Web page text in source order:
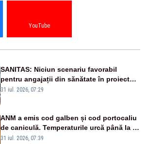
YouTube
SANITAS: Niciun scenariu favorabil
pentru angajații din sănătate în proiectul
Legii salarizării
31 iul. 2026, 07:29
ANM a emis cod galben și cod portocaliu
de caniculă. Temperaturile urcă până la 38
de grade, iar nopțile devin tropicale
31 iul. 2026, 07:39